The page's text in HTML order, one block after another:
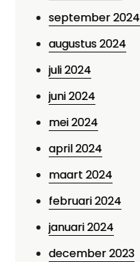
september 2024
augustus 2024
juli 2024
juni 2024
mei 2024
april 2024
maart 2024
februari 2024
januari 2024
december 2023